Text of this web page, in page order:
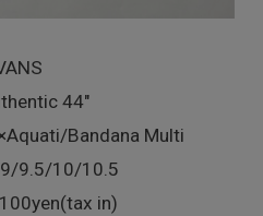
44"
Bandana Multi
9.5/10/10.5
in)